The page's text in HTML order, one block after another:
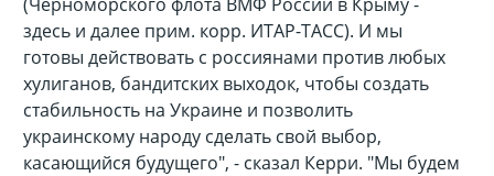
здесь и далее прим. корр. ИТАР-ТАСС). И мы
готовы действовать с россиянами против любых
хулиганов, бандитских выходок, чтобы создать
стабильность на Украине и позволить
украинскому народу сделать свой выбор,
касающийся будущего", - сказал Керри. "Мы будем